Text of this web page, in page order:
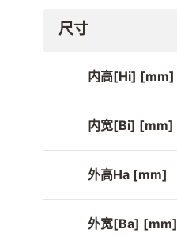
尺寸
内高[Hi] [mm]
内宽[Bi] [mm]
外高Ha [mm]
外宽[Ba] [mm]